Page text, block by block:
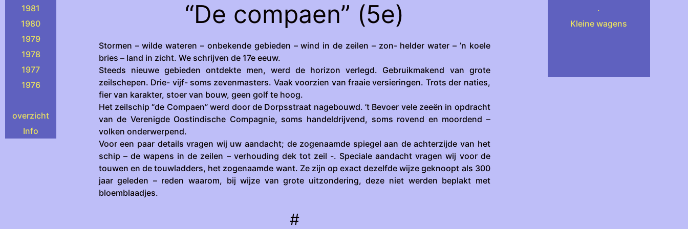
1981
1980
1979
1978
1977
1976
overzicht
Info
“De compaen” (5e)
Stormen – wilde wateren – onbekende gebieden – wind in de zeilen – zon- helder water – ’n koele
bries – land in zicht. We schrijven de 17e eeuw.
Steeds nieuwe gebieden ontdekte men, werd de horizon verlegd. Gebruikmakend van grote
zeilschepen. Drie- vijf- soms zevenmasters. Vaak voorzien van fraaie versieringen. Trots der naties,
fier van karakter, stoer van bouw, geen golf te hoog.
Het zeilschip “de Compaen” werd door de Dorpsstraat nagebouwd. ’t Bevoer vele zeeën in opdracht
van de Verenigde Oostindische Compagnie, soms handeldrijvend, soms rovend en moordend –
volken onderwerpend.
Voor een paar details vragen wij uw aandacht; de zogenaamde spiegel aan de achterzijde van het
schip – de wapens in de zeilen – verhouding dek tot zeil -. Speciale aandacht vragen wij voor de
touwen en de touwladders, het zogenaamde want. Ze zijn op exact dezelfde wijze geknoopt als 300
jaar geleden – reden waarom, bij wijze van grote uitzondering, deze niet werden beplakt met
bloemblaadjes.
#
.
Kleine wagens